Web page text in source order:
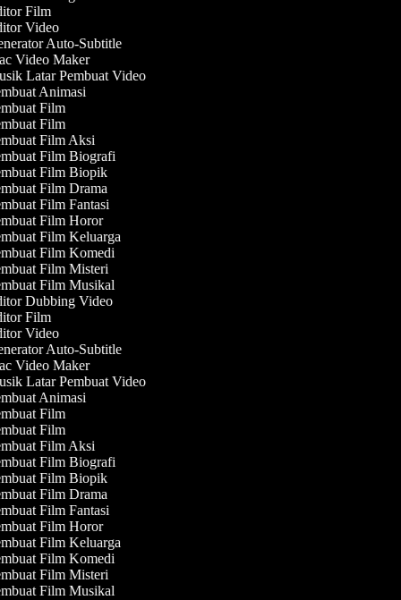
Film
Video
Auto-Subtitle
Video Maker
Latar Pembuat Video
Animasi
Film
Film
Film Aksi
Film Biografi
Film Biopik
Film Drama
Film Fantasi
Film Horor
Film Keluarga
Film Komedi
Film Misteri
Film Musikal
Dubbing Video
Film
Video
Auto-Subtitle
Video Maker
Latar Pembuat Video
Animasi
Film
Film
Film Aksi
Film Biografi
Film Biopik
Film Drama
Film Fantasi
Film Horor
Film Keluarga
Film Komedi
Film Misteri
Film Musikal